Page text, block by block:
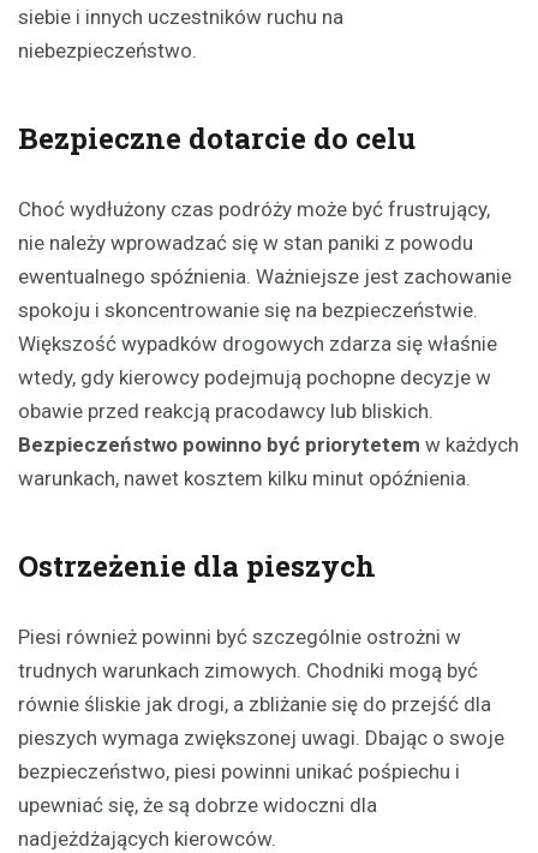
siebie i innych uczestników ruchu na
niebezpieczeństwo.
Bezpieczne dotarcie do celu
Choć wydłużony czas podróży może być frustrujący,
nie należy wprowadzać się w stan paniki z powodu
ewentualnego spóźnienia. Ważniejsze jest zachowanie
spokoju i skoncentrowanie się na bezpieczeństwie.
Większość wypadków drogowych zdarza się właśnie
wtedy, gdy kierowcy podejmują pochopne decyzje w
obawie przed reakcją pracodawcy lub bliskich.
Bezpieczeństwo powinno być priorytetem w każdych
warunkach, nawet kosztem kilku minut opóźnienia.
Ostrzeżenie dla pieszych
Piesi również powinni być szczególnie ostrożni w
trudnych warunkach zimowych. Chodniki mogą być
równie śliskie jak drogi, a zbliżanie się do przejść dla
pieszych wymaga zwiększonej uwagi. Dbając o swoje
bezpieczeństwo, piesi powinni unikać pośpiechu i
upewniać się, że są dobrze widoczni dla
nadjeżdżających kierowców.